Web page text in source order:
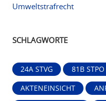
Umweltstrafrecht
SCHLAGWORTE
24A STVG 81B STPO
AKTENEINSICHT